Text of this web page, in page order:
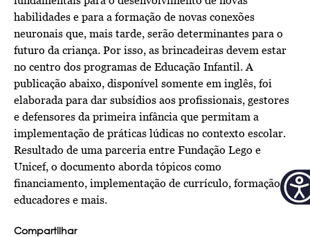
habilidades e para a formação de novas conexões
neuronais que, mais tarde, serão determinantes para o
futuro da criança. Por isso, as brincadeiras devem estar
no centro dos programas de Educação Infantil. A
publicação abaixo, disponível somente em inglês, foi
elaborada para dar subsídios aos profissionais, gestores
e defensores da primeira infância que permitam a
implementação de práticas lúdicas no contexto escolar.
Resultado de uma parceria entre Fundação Lego e
Unicef, o documento aborda tópicos como
financiamento, implementação de currículo, formação de
educadores e mais.
Compartilhar